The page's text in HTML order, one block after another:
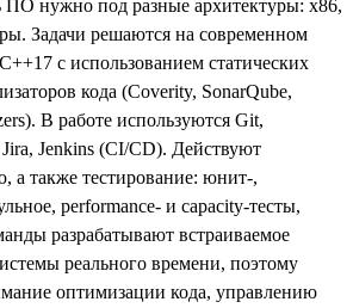
ПО нужно под разные архитектуры: х86,
Задачи решаются на современном
с использованием статических
кода (Coverity, SonarQube,
В работе используются Git,
Jenkins (CI/CD). Действуют
а также тестирование: юнит-,
performance- и capacity-тесты,
разрабатывают встраиваемое
реального времени, поэтому
оптимизации кода, управлению